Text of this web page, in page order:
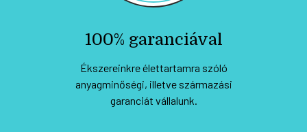
100% garanciával
Ékszereinkre élettartamra szóló
anyagminőségi, illetve származási
garanciát vállalunk.